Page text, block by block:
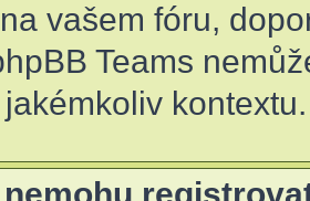
vašem fóru,
Teams
kontextu.